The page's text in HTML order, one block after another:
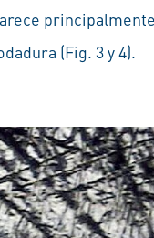
(Fig. 3 y 4).